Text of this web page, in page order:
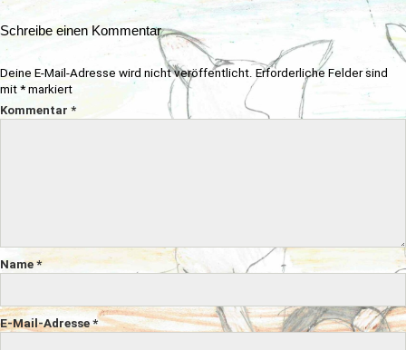
Schreibe einen Kommentar
Deine E-Mail-Adresse wird nicht veröffentlicht. Erforderliche Felder sind
mit *markiert
Kommentar *
Name*
E-Mail-Adresse*